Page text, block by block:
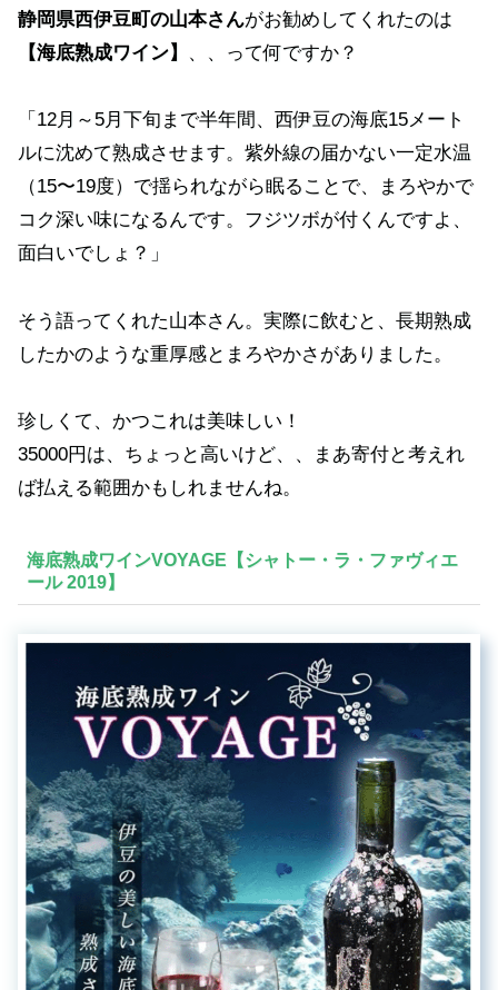
静岡県西伊豆町の山本さんがお勧めしてくれたのは
【海底熟成ワイン】
、、って何ですか？
「12月～5月下旬まで半年間、西伊豆の海底15メート
ルに沈めて熟成させます。紫外線の届かない一定水温
（15〜19度）で揺られながら眠ることで、まろやかで
コク深い味になるんです。フジツボが付くんですよ、
面白いでしょ？」
そう語ってくれた山本さん。実際に飲むと、長期熟成
したかのような重厚感とまろやかさがありました。
珍しくて、かつこれは美味しい！
35000円は、ちょっと高いけど、、まあ寄付と考えれ
ば払える範囲かもしれませんね。
海底熟成ワインVOYAGE【シャトー・ラ・ファヴィエ
ール 2019】